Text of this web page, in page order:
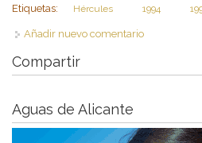
Etiquetas:
Hércules 1994
Añadir nuevo comentario
Compartir
Aguas de Alicante